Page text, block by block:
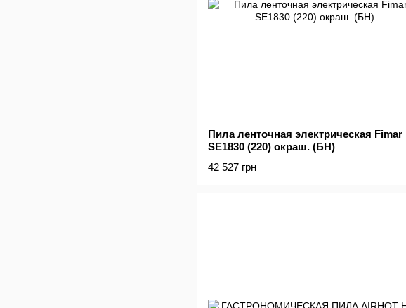
Пила ленточная электрическая Fimar
SE1830 (220) окраш. (БН)
42 527 грн